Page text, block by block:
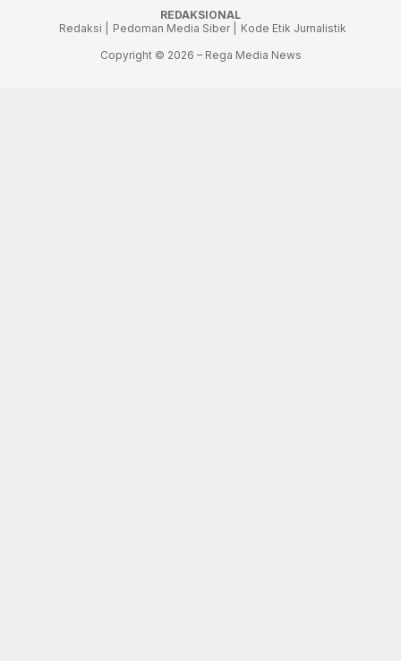
REDAKSIONAL
Redaksi |
Pedoman Media Siber |
Kode Etik Jurnalistik
Copyright © 2026 – Rega Media News